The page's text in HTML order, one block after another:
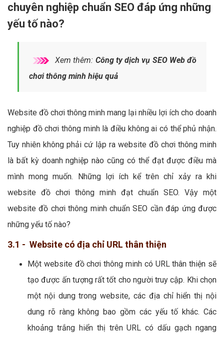
chuyên nghiệp chuẩn SEO đáp ứng những
yếu tố nào?
Xem thêm: Công ty dịch vụ SEO Web đồ
chơi thông minh hiệu quả
Website đồ chơi thông minh mang lại nhiều lợi ích cho doanh
nghiệp đồ chơi thông minh là điều không ai có thể phủ nhận.
Tuy nhiên không phải cứ lập ra website đồ chơi thông minh
là bất kỳ doanh nghiệp nào cũng có thể đạt được điều mà
mình mong muốn. Những lợi ích kể trên chỉ xảy ra khi
website đồ chơi thông minh đạt chuẩn SEO. Vậy một
website đồ chơi thông minh chuẩn SEO cần đáp ứng được
những yếu tố nào?
3.1 - Website có địa chỉ URL thân thiện
Một website đồ chơi thông minh có URL thân thiện sẽ
tạo được ấn tượng rất tốt cho người truy cập. Khi chọn
một nội dung trong website, các địa chỉ hiển thị nội
dung rõ ràng không bao gồm các yếu tố khác. Các
khoảng trắng hiển thị trên URL có dấu gạch ngang